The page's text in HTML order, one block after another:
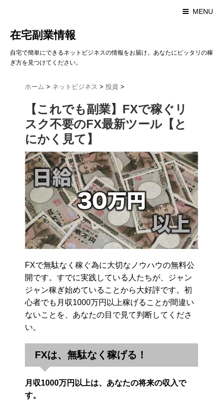
MENU
在宅副業情報
自宅で簡単にできるネットビジネスの情報をお届け。あなたにピッタリの稼
ぎ方を見つけてください。
ホーム > ネットビジネス > 投資 >
【これでも副業】FXで稼ぐリ
スク不要のFX最新ツール【と
にかく見て】
FXで無駄なく稼ぐ為に大切なノウハウの無料公
開です。すでに実践している人たちが、ジャン
ジャン稼ぎ始めていることから大好評です。初
心者でも月収1000万円以上稼げることが間違い
ないことを、あなたの目で見て判断してくださ
い。
FXは、無駄なく稼げる！
月収1000万円以上は、あなたの将来の収入で
す。